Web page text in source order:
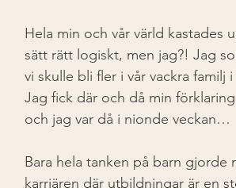
Hela min och vår värld kastades
sätt rätt logiskt, men jag?! Jag
vi skulle bli fler i vår vackra
Jag fick där och då min
och jag var då i nionde veckan…
Bara hela tanken på barn
karriären där utbildningar är en